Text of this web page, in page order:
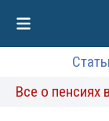
Все о пенсиях